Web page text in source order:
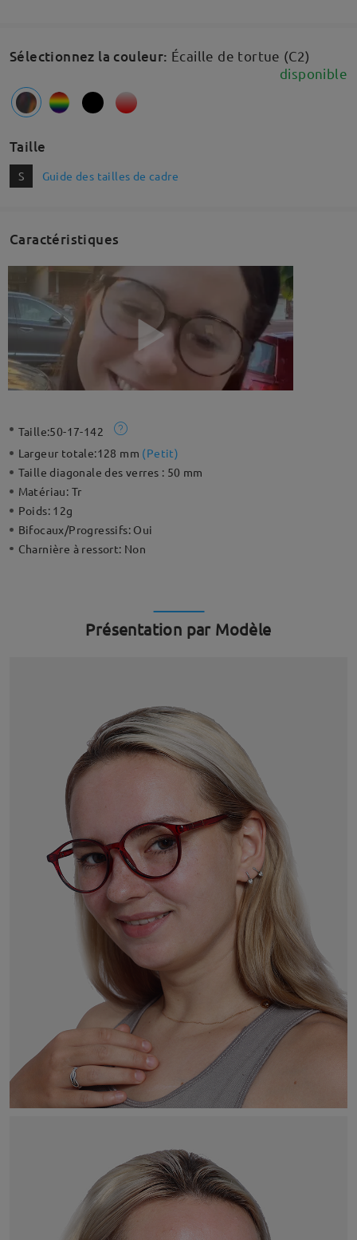
Sélectionnez la couleur: Écaille de tortue (C2)
disponible
Taille
S Guide des tailles de cadre
Caractéristiques
Taille:50-17-142
Largeur totale:128 mm (Petit)
Taille diagonale des verres : 50 mm
Matériau: Tr
Poids: 12g
Bifocaux/Progressifs: Oui
Charnière à ressort: Non
Présentation par Modèle